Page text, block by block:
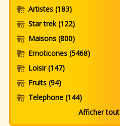
Artistes (183)
Star trek(122)
Maisons (800)
Emoticones (5468)
Loisir(147)
Fruits (94)
Telephone (144)
Afficher tout